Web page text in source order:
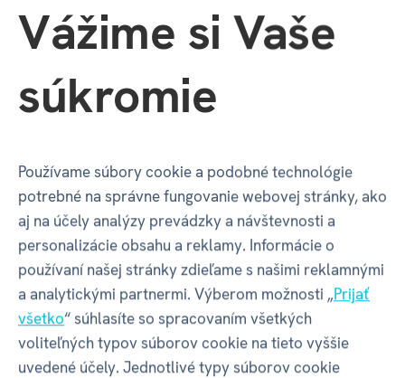
Bambusové ponožky - Jožko
Bambusové ponožky s menom - vyrobené pre
maximálne pohodlie vás aj vašich blízkych.
Vážime si Vaše
súkromie
Používame súbory cookie a podobné technológie
potrebné na správne fungovanie webovej stránky, ako
aj na účely analýzy prevádzky a návštevnosti a
personalizácie obsahu a reklamy. Informácie o
používaní našej stránky zdieľame s našimi reklamnými
a analytickými partnermi. Výberom možnosti „Prijať
všetko“ súhlasíte so spracovaním všetkých
voliteľných typov súborov cookie na tieto vyššie
uvedené účely. Jednotlivé typy súborov cookie